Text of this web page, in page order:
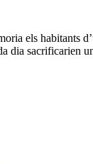
els habitants
dia